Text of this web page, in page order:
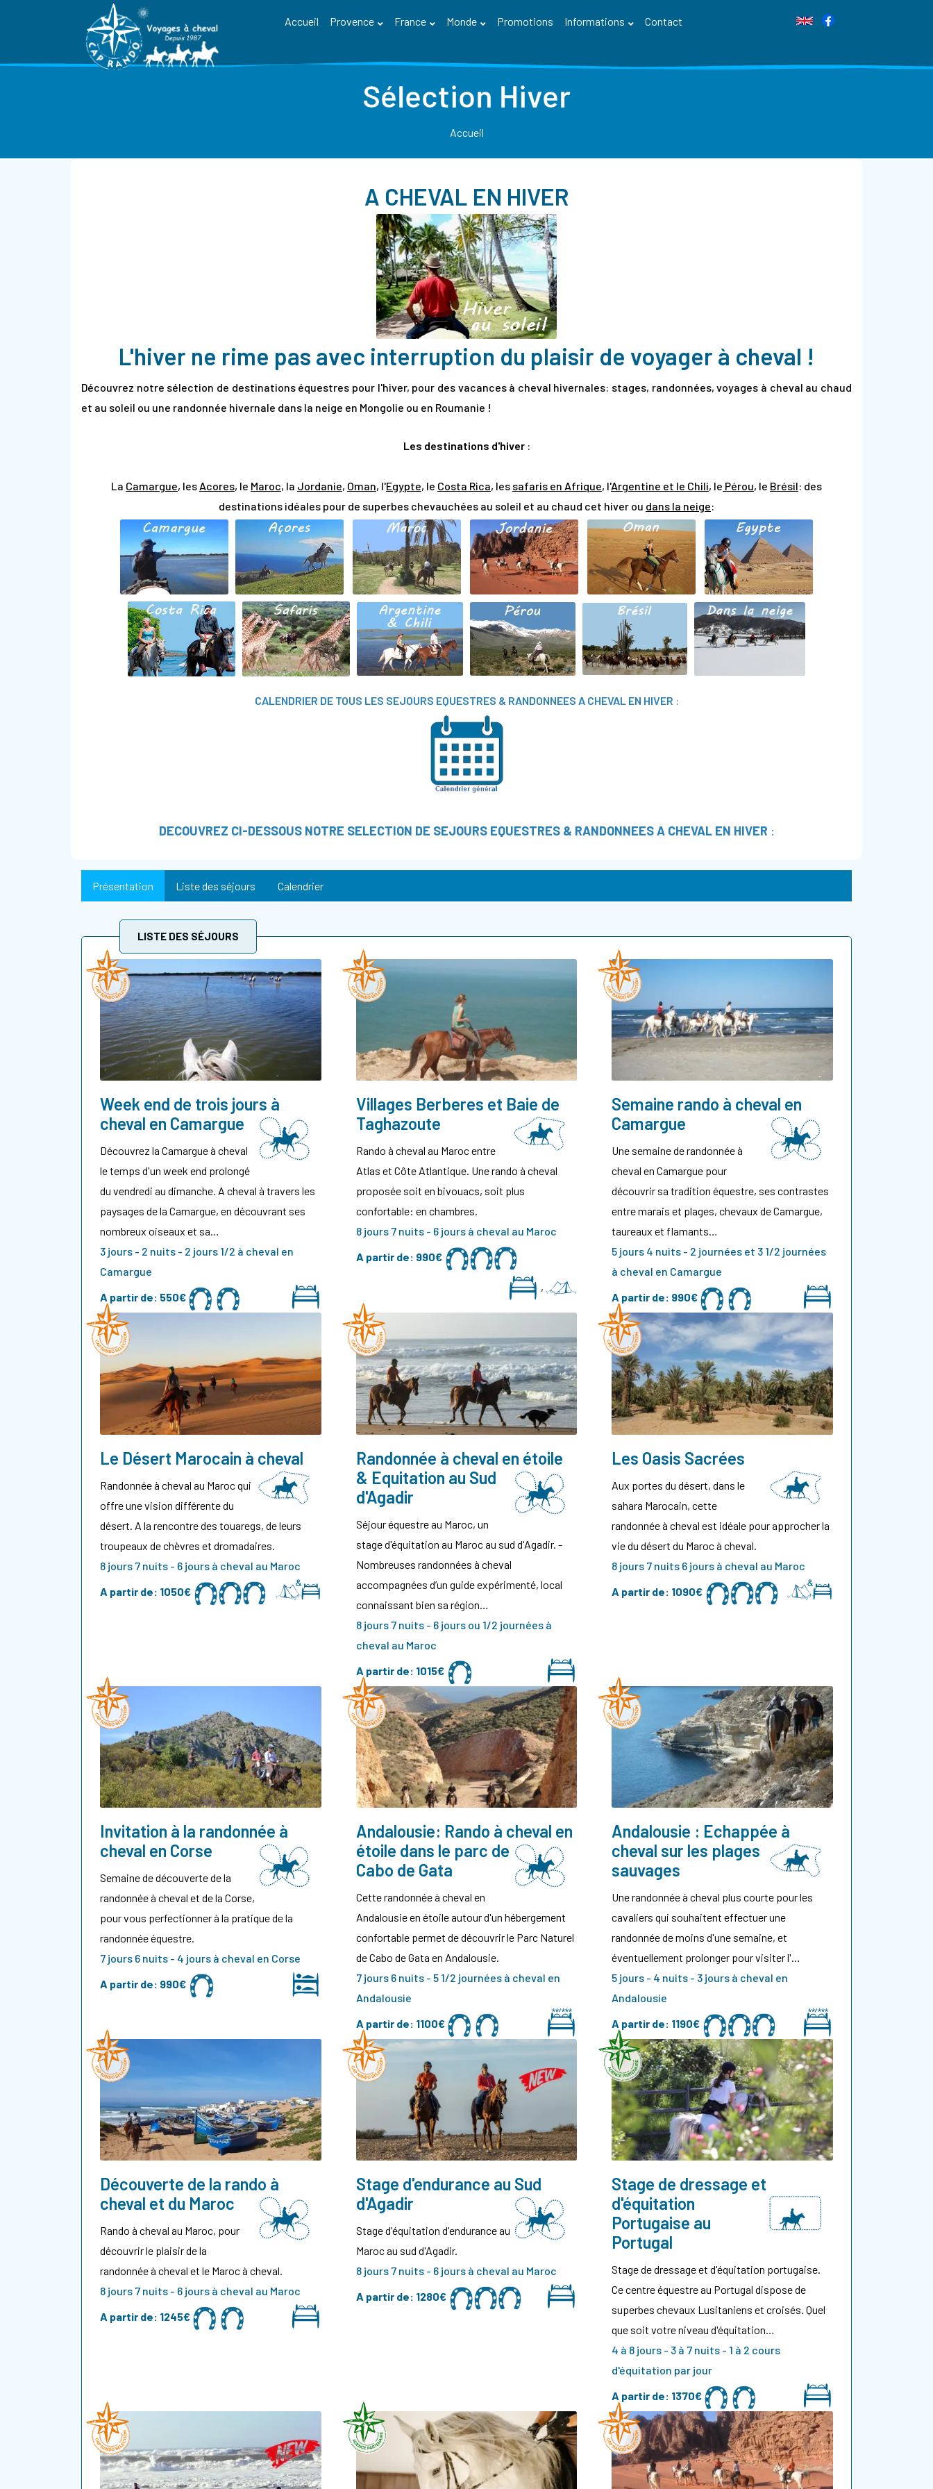
Accueil Provence France Monde Promotions Informations Contact
Sélection Hiver
Accueil
A CHEVAL EN HIVER
L'hiver ne rime pas avec interruption du plaisir de voyager à cheval !
Découvrez notre sélection de destinations équestres pour l'hiver, pour des vacances à cheval hivernales: stages, randonnées, voyages à cheval au chaud
et au soleil ou une randonnée hivernale dans la neige en Mongolie ou en Roumanie !
Les destinations d'hiver:
La Camargue, les Acores, le Maroc, la Jordanie, Oman, l'Egypte, le Costa Rica, les safaris en Afrique, l'Argentine et le Chili, le Pérou, le Brésil: des
destinations idéales pour de superbes chevauchées au soleil et au chaud cet hiver ou dans la neige:
CALENDRIER DE TOUS LES SEJOURS EQUESTRES & RANDONNEES A CHEVAL EN HIVER :
DECOUVREZ CI-DESSOUS NOTRE SELECTION DE SEJOURS EQUESTRES & RANDONNEES A CHEVAL EN HIVER :
Présentation Liste des séjours Calendrier
LISTE DES SÉJOURS
Week end de trois jours à
cheval en Camargue
Découvrez la Camargue à cheval
le temps d'un week end prolongé
du vendredi au dimanche. A cheval à travers les
paysages de la Camargue, en découvrant ses
nombreux oiseaux et sa…
3 jours - 2 nuits - 2 jours 1/2 à cheval en
Camargue
A partir de: 550€
Villages Berberes et Baie de
Taghazoute
Rando à cheval au Maroc entre
Atlas et Côte Atlantique. Une rando à cheval
proposée soit en bivouacs, soit plus
confortable: en chambres.
8 jours 7 nuits - 6 jours à cheval au Maroc
A partir de: 990€
,
Semaine rando à cheval en
Camargue
Une semaine de randonnée à
cheval en Camargue pour
découvrir sa tradition équestre, ses contrastes
entre marais et plages, chevaux de Camargue,
taureaux et flamants…
5 jours 4 nuits - 2 journées et 3 1/2 journées
à cheval en Camargue
A partir de: 990€
Le Désert Marocain à cheval
Randonnée à cheval au Maroc qui
offre une vision différente du
désert. A la rencontre des touaregs, de leurs
troupeaux de chèvres et dromadaires.
8 jours 7 nuits - 6 jours à cheval au Maroc
A partir de: 1050€
Randonnée à cheval en étoile
& Equitation au Sud
d'Agadir
Séjour équestre au Maroc, un
stage d'équitation au Maroc au sud d'Agadir. -
Nombreuses randonnées à cheval
accompagnées d’un guide expérimenté, local
connaissant bien sa région…
8 jours 7 nuits - 6 jours ou 1/2 journées à
cheval au Maroc
A partir de: 1015€
Les Oasis Sacrées
Aux portes du désert, dans le
sahara Marocain, cette
randonnée à cheval est idéale pour approcher la
vie du désert du Maroc à cheval.
8 jours 7 nuits 6 jours à cheval au Maroc
A partir de: 1090€
Invitation à la randonnée à
cheval en Corse
Semaine de découverte de la
randonnée à cheval et de la Corse,
pour vous perfectionner à la pratique de la
randonnée équestre.
7 jours 6 nuits - 4 jours à cheval en Corse
A partir de: 990€
Andalousie: Rando à cheval en
étoile dans le parc de
Cabo de Gata
Cette randonnée à cheval en
Andalousie en étoile autour d'un hébergement
confortable permet de découvrir le Parc Naturel
de Cabo de Gata en Andalousie.
7 jours 6 nuits - 5 1/2 journées à cheval en
Andalousie
A partir de: 1100€
Andalousie : Echappée à
cheval sur les plages
sauvages
Une randonnée à cheval plus courte pour les
cavaliers qui souhaitent effectuer une
randonnée de moins d'une semaine, et
éventuellement prolonger pour visiter l'…
5 jours - 4 nuits - 3 jours à cheval en
Andalousie
A partir de: 1190€
Découverte de la rando à
cheval et du Maroc
Rando à cheval au Maroc, pour
découvrir le plaisir de la
randonnée à cheval et le Maroc à cheval.
8 jours 7 nuits - 6 jours à cheval au Maroc
A partir de: 1245€
Stage d'endurance au Sud
d'Agadir
Stage d'équitation d'endurance au
Maroc au sud d'Agadir.
8 jours 7 nuits - 6 jours à cheval au Maroc
A partir de: 1280€
Stage de dressage et
d'équitation
Portugaise au
Portugal
Stage de dressage et d'équitation portugaise.
Ce centre équestre au Portugal dispose de
superbes chevaux Lusitaniens et croisés. Quel
que soit votre niveau d'équitation…
4 à 8 jours - 3 à 7 nuits - 1 à 2 cours
d'équitation par jour
A partir de: 1370€